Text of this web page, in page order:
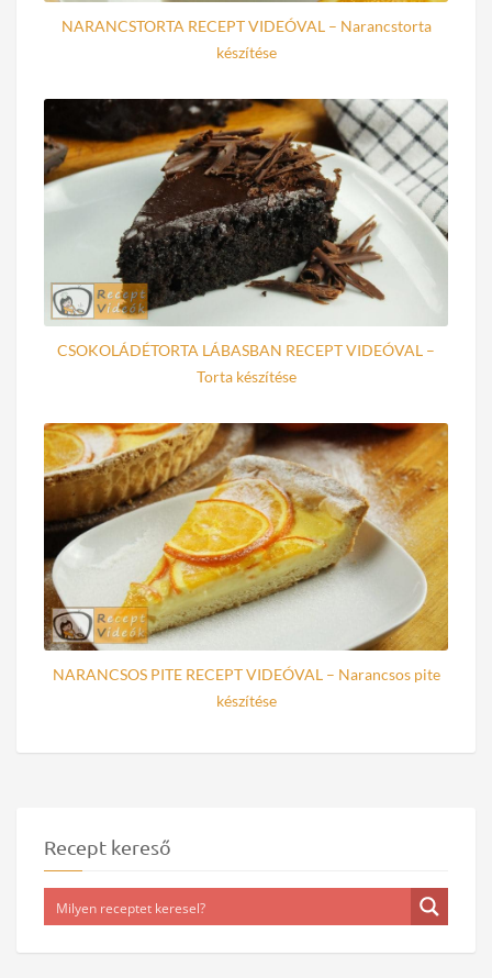
NARANCSTORTA RECEPT VIDEÓVAL – Narancstorta
készítése
CSOKOLÁDÉTORTA LÁBASBAN RECEPT VIDEÓVAL –
Torta készítése
NARANCSOS PITE RECEPT VIDEÓVAL – Narancsos pite
készítése
Recept kereső